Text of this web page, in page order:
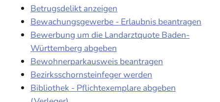
Betrugsdelikt anzeigen
Bewachungsgewerbe - Erlaubnis beantragen
Bewerbung um die Landarztquote Baden-
Württemberg abgeben
Bewohnerparkausweis beantragen
Bezirksschornsteinfeger werden
Bibliothek - Pflichtexemplare abgeben